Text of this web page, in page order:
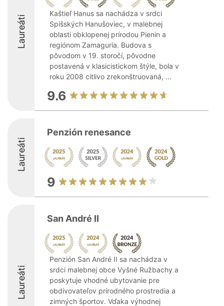
Laureáti
Kaštieľ Hanus sa nachádza v srdci
Spišských Hanušoviec, v malebnej
oblasti obklopenej prírodou Pienin a
regiónom Zamaguria. Budova s
pôvodom v 19. storočí, pôvodne
postavená v klasicistickom štýle, bola v
roku 2008 citlivo zrekonštruovaná, ...
9.6
Laureáti
Penzión renesance
9
Laureáti
San André II
Penzión San André II sa nachádza v
srdci malebnej obce Vyšné Ružbachy a
poskytuje vhodné ubytovanie pre
obdivovateľov prírodného prostredia a
zimných športov. Vďaka výhodnej